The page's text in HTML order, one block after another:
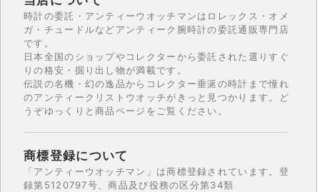
時計の委託・アンティーウオッチマンはロレックス・オメ
ガ・チュードルなどアンティーク腕時計の委託通販専門店
です。
日本全国のショップやコレクターから委託された選りすぐ
りの格安・掘り出し物が満載です。
伝説の名機・幻の逸品からコレクター垂涎の時計まで憧れ
のアンティークリストウオッチがきっと見つかります。ど
うぞゆっくりと商品ページをご覧ください。
商標登録について
「アンティーウオッチマン」は商標登録されています。登
録第5120797号、商品及び役務の区分第34類